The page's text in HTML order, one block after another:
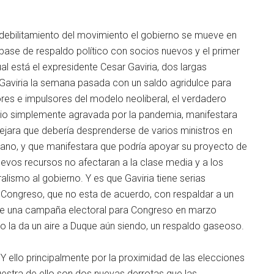
del movimiento el gobierno se mueve en
de respaldo político con socios nuevos y el primer
está el expresidente Cesar Gaviria, dos largas
la semana pasada con un saldo agridulce para
e impulsores del modelo neoliberal, el verdadero
simplemente agravada por la pandemia, manifestara
que debería desprenderse de varios ministros en
y que manifestara que podría apoyar su proyecto de
recursos no afectaran a la clase media y a los
al gobierno. Y es que Gaviria tiene serias
que no esta de acuerdo, con respaldar a un
una campaña electoral para Congreso en marzo
da un aire a Duque aún siendo, un respaldo gaseoso.
ello principalmente por la proximidad de las elecciones